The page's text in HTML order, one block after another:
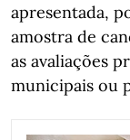
apresentada,
amostra de
as avaliações
municipais ou